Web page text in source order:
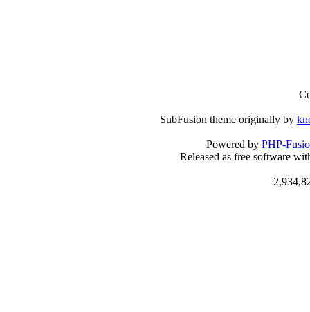
SubFusion theme originally by
Powered by PHP-
Released as free software